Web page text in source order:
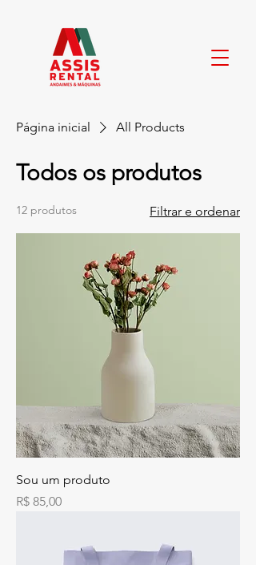
Página inicial All Products
Todos os produtos
12 produtos Filtrar e ordenar
Sou um produto
Preço
R$ 85,00